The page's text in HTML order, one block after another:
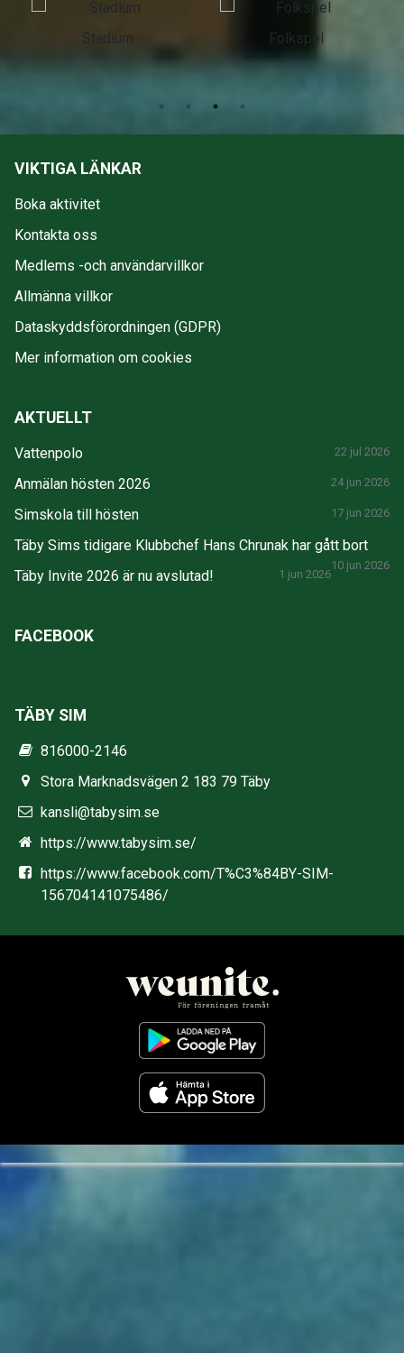
Stadium Folkspel
VIKTIGA LÄNKAR
Boka aktivitet
Kontakta oss
Medlems -och användarvillkor
Allmänna villkor
Dataskyddsförordningen (GDPR)
Mer information om cookies
AKTUELLT
Vattenpolo 22 jul 2026
Anmälan hösten 2026 24 jun 2026
Simskola till hösten 17 jun 2026
Täby Sims tidigare Klubbchef Hans Chrunak har gått bort
10 jun 2026
Täby Invite 2026 är nu avslutad! 1 jun 2026
FACEBOOK
TÄBY SIM
816000-2146
Stora Marknadsvägen 2 183 79 Täby
kansli@tabysim.se
https://www.tabysim.se/
https://www.facebook.com/T%C3%84BY-SIM-
156704141075486/